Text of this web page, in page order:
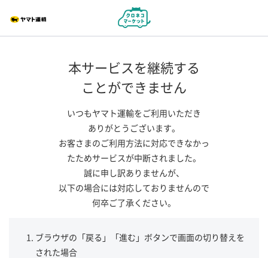
本サービスを継続する
ことができません
いつもヤマト運輸をご利用いただき
ありがとうございます。
お客さまのご利用方法に対応できなかっ
たためサービスが中断されました。
誠に申し訳ありませんが、
以下の場合には対応しておりませんので
何卒ご了承ください。
ブラウザの「戻る」「進む」ボタンで画面の切り替えを
された場合